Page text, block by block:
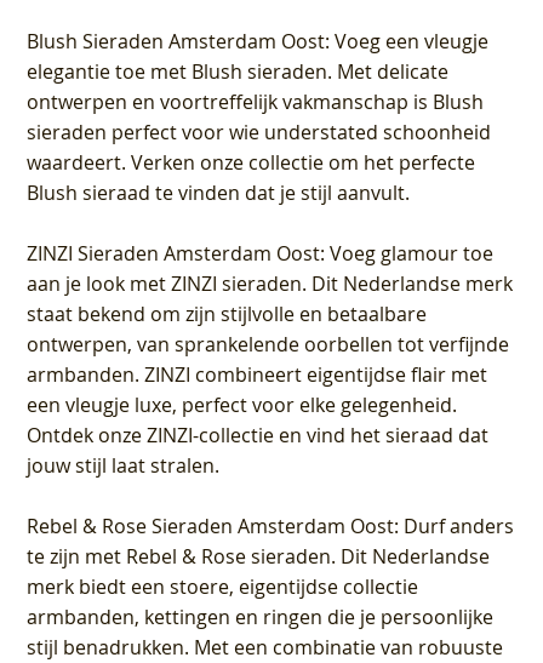
Blush Sieraden Amsterdam Oost: Voeg een vleugje
elegantie toe met Blush sieraden. Met delicate
ontwerpen en voortreffelijk vakmanschap is Blush
sieraden perfect voor wie understated schoonheid
waardeert. Verken onze collectie om het perfecte
Blush sieraad te vinden dat je stijl aanvult.
ZINZI Sieraden Amsterdam Oost: Voeg glamour toe
aan je look met ZINZI sieraden. Dit Nederlandse merk
staat bekend om zijn stijlvolle en betaalbare
ontwerpen, van sprankelende oorbellen tot verfijnde
armbanden. ZINZI combineert eigentijdse flair met
een vleugje luxe, perfect voor elke gelegenheid.
Ontdek onze ZINZI-collectie en vind het sieraad dat
jouw stijl laat stralen.
Rebel & Rose Sieraden Amsterdam Oost: Durf anders
te zijn met Rebel & Rose sieraden. Dit Nederlandse
merk biedt een stoere, eigentijdse collectie
armbanden, kettingen en ringen die je persoonlijke
stijl benadrukken. Met een combinatie van robuuste